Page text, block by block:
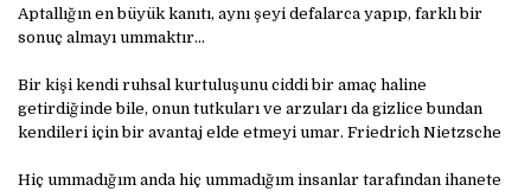
Aptallığın en büyük kanıtı, aynı şeyi defalarca yapıp, farklı bir
sonuç almayı ummaktır…
Bir kişi kendi ruhsal kurtuluşunu ciddi bir amaç haline
getirdiğinde bile, onun tutkuları ve arzuları da gizlice bundan
kendileri için bir avantaj elde etmeyi umar. Friedrich Nietzsche
Hiç ummadığım anda hiç ummadığım insanlar tarafından ihanete